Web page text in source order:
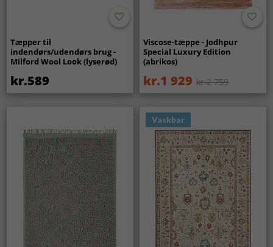
Tæpper til
indendørs/udendørs brug -
Milford Wool Look (lyserød)
kr.589
Viscose-tæppe - Jodhpur
Special Luxury Edition
(abrikos)
kr.1 929 kr.2 759
Vaskbar